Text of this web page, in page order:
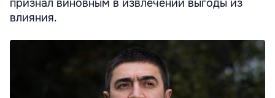
признал виновным в извлечении выгоды из
влияния.